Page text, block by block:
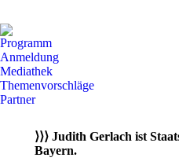
Seite
wird
in
einem
neuen
geöffnet
wird
in
einem
neuen
geöffnet
wird
einem
geöffnet
Programm
Anmeldung
Mediathek
Themenvorschläge
Partner
⟩⟩⟩ Judith Gerlach ist
Bayern.